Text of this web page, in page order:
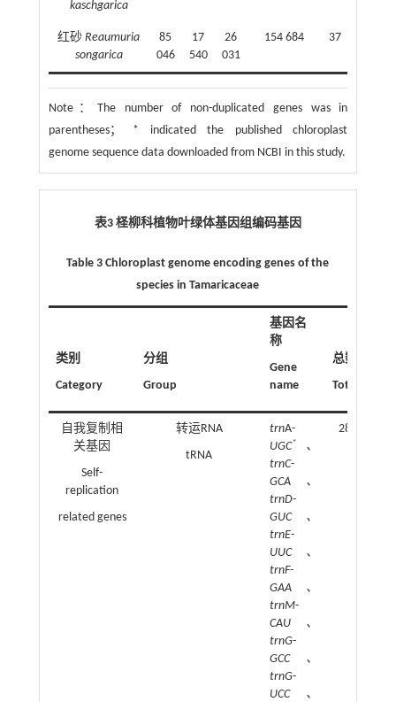
kaschgarica
红砂Reaumuria
songarica
85
046
17
540
26
031
154 684 37（29）
Note：The number of non-duplicated genes was in
parentheses； * indicated the published chloroplast
genome sequence data downloaded from NCBI in this study.
表3 柽柳科植物叶绿体基因组编码基因
Table 3 Chloroplast genome encoding genes of the
species in Tamaricaceae
类别
Category
分组
Group
基因名
称
Gene
name
总数
Total
自我复制相
关基因
Self-
replication
related genes
转运RNA
tRNA
trnA-
UGC*
、
trnC-
GCA、
trnD-
GUC、
trnE-
UUC、
trnF-
GAA、
trnM-
CAU、
trnG-
GCC、
trnG-
UCC、
28